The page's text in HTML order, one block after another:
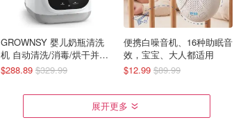
GROWNSY 婴儿奶瓶清洗
机 自动清洗/消毒/烘干并无
菌保存
$288.89 $329.99
便携白噪音机、16种助眠音
效，宝宝、大人都适用
$12.99 $89.99
展开更多